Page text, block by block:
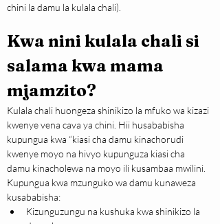
chini la damu la kulala chali).
Kwa nini kulala chali si
salama kwa mama
mjamzito?
Kulala chali huongeza shinikizo la mfuko wa kizazi
kwenye vena cava ya chini. Hii husababisha
kupungua kwa “kiasi cha damu kinachorudi
kwenye moyo na hivyo kupunguza kiasi cha
damu kinacholewa na moyo ili kusambaa mwilini.
Kupungua kwa mzunguko wa damu kunaweza
kusababisha:
Kizunguzungu na kushuka kwa shinikizo la